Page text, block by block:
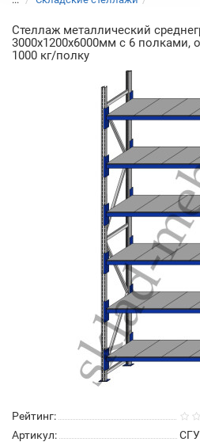
Стеллаж металлический
3000х1200х6000мм с 6 полками,
1000 кг/полку
Рейтинг:
Артикул: